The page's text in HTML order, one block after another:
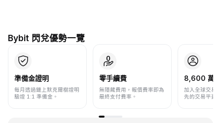
Bybit 閃兌優勢一覽
準備金證明
每月透過鏈上默克爾樹證明
驗證 1:1 準備金。
零手續費
無隱藏費用，報價費率即為
最終支付費率。
8,600 萬+
加入全球交易
先的交易平臺